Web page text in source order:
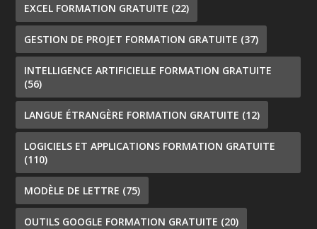
EXCEL FORMATION GRATUITE (22)
GESTION DE PROJET FORMATION GRATUITE (37)
INTELLIGENCE ARTIFICIELLE FORMATION GRATUITE
(56)
LANGUE ÉTRANGÈRE FORMATION GRATUITE (12)
LOGICIELS ET APPLICATIONS FORMATION GRATUITE
(110)
MODÈLE DE LETTRE (75)
OUTILS GOOGLE FORMATION GRATUITE (20)